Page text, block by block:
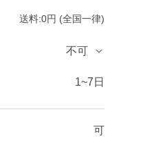
送料:0円 (全国一律)
不可
1~7日
可